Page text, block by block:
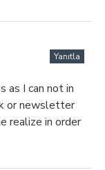
Yanıtla
as I can not in
or newsletter
realize in order